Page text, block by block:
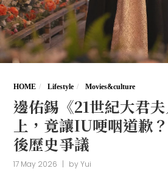
HOME Lifestyle Movies&culture
邊佑錫《21世紀大君
上，竟讓IU哽咽道歉
後歷史爭議
17 May 2026 | byYui